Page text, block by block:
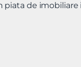
piata de